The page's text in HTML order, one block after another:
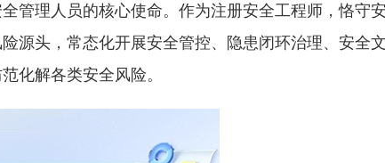
管理人员的核心使命。作为注册安全工程师，恪守
源头，常态化开展安全管控、隐患闭环治理、安全
化解各类安全风险。